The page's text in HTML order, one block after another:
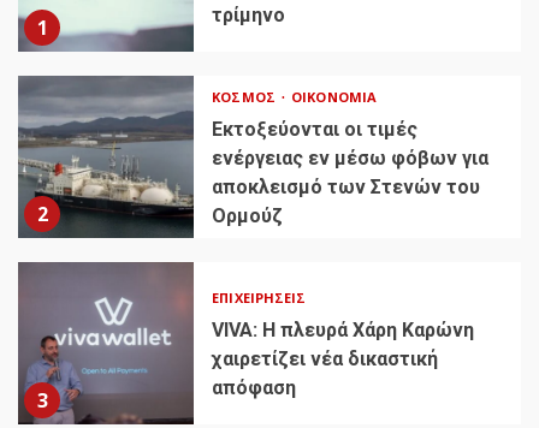
1
τρίμηνο
2
ΚΌΣΜΟΣ ΟΙΚΟΝΟΜΊΑ
Εκτοξεύονται οι τιμές
ενέργειας εν μέσω φόβων για
αποκλεισμό των Στενών του
Ορμούζ
3
ΕΠΙΧΕΙΡΉΣΕΙΣ
VIVA: Η πλευρά Χάρη Καρώνη
χαιρετίζει νέα δικαστική
απόφαση